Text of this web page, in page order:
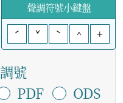
聲調符號小鍵盤
ˊ
ˇ ˋ ^ +
調號
PDF
ODS